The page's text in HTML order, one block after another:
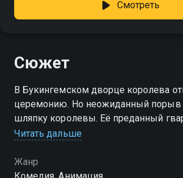
Смотреть
Сюжет
В Букингемском дворце королева
церемонию. Но неожиданный порыв
шляпку королевы. Её преданный
игривый корги бросаются за ней в
Читать дальше
Жанр